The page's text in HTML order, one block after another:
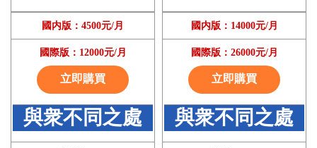
國内版：4500元/月
國際版：12000元/月
立即購買
與衆不同之處
國内版：14000元/月
國際版：26000元/月
立即購買
與衆不同之處